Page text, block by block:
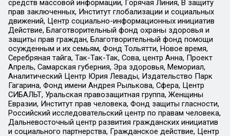
средств массовой информации, Горячая Линия, В защиту
прав заключенных, Институт глобализации и социальных
движений, Центр социально-информационных инициатив
Действие, Благотворительный фонд охраны здоровья и
защиты прав граждан, Благотворительный фонд помощи
осужденным и их семьям, Фонд Тольятти, Новое время,
Серебряная тайга, Так-Так-Так, Сова, центр Анна, Проект
Апрель, Самарская губерния, Эра здоровья, Мемориал,
Аналитический Центр Юрия Левады, Издательство Парк
Гагарина, Фонд имени Андрея Рылькова, Сфера, Центр
СИБАЛЬТ, Уральская правозащитная группа, Женщины
Евразии, Институт прав человека, Фонд защиты гласности,
Российский исследовательский центр по правам человека,
Дальневосточный центр развития гражданских инициатив
и социального партнерства, Гражданское действие, Центр